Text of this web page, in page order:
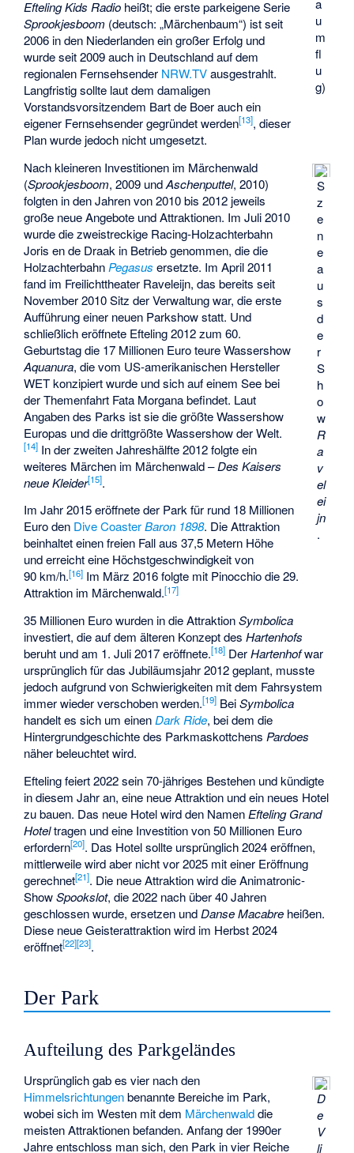
a
u
m
fl
u
g)
Efteling Kids Radio heißt; die erste parkeigene Serie
Sprookjesboom (deutsch: „Märchenbaum“) ist seit
2006 in den Niederlanden ein großer Erfolg und
wurde seit 2009 auch in Deutschland auf dem
regionalen Fernsehsender NRW.TVausgestrahlt.
Langfristig sollte laut dem damaligen
Vorstandsvorsitzendem Bart de Boer auch ein
eigener Fernsehsender gegründet werden[13], dieser
Plan wurde jedoch nicht umgesetzt.
S
z
e
n
e
a
u
s
d
e
r
S
h
o
w
R
a
v
el
ei
jn
.
Nach kleineren Investitionen im Märchenwald
(Sprookjesboom, 2009 undAschenputtel, 2010)
folgten in den Jahren von 2010 bis 2012 jeweils
große neue Angebote und Attraktionen. Im Juli 2010
wurde die zweistreckige Racing-Holzachterbahn
Joris en de Draak in Betrieb genommen, die die
Holzachterbahn Pegasus ersetzte. Im April 2011
fand im Freilichttheater Raveleijn, das bereits seit
November 2010 Sitz der Verwaltung war, die erste
Aufführung einer neuen Parkshow statt. Und
schließlich eröffnete Efteling 2012 zum 60.
Geburtstag die 17 Millionen Euro teureWassershow
Aquanura, die vom US-amerikanischen Hersteller
WET konzipiert wurde und sich auf einem See bei
der Themenfahrt Fata Morgana befindet. Laut
Angaben des Parks ist sie die größte Wassershow
Europas und die drittgrößte Wassershow der Welt.
[14] In der zweiten Jahreshälfte 2012 folgte ein
weiteres Märchen im Märchenwald –Des Kaisers
neue Kleider[15].
Im Jahr 2015 eröffnete der Park für rund 18 Millionen
Euro den Dive Coaster Baron 1898. Die Attraktion
beinhaltet einen freien Fall aus 37,5 Metern Höhe
und erreicht eine Höchstgeschwindigkeit von
90 km/h.[16] Im März 2016 folgte mit Pinocchio die 29.
Attraktion im Märchenwald.[17]
35 Millionen Euro wurden in die AttraktionSymbolica
investiert, die auf dem älteren Konzept desHartenhofs
beruht und am 1. Juli 2017 eröffnete.[18] DerHartenhofwar
ursprünglich für das Jubiläumsjahr 2012 geplant, musste
jedoch aufgrund von Schwierigkeiten mit dem Fahrsystem
immer wieder verschoben werden.[19] BeiSymbolica
handelt es sich um einenDark Ride, bei dem die
Hintergrundgeschichte des Parkmaskottchens Pardoes
näher beleuchtet wird.
Efteling feiert 2022 sein 70-jähriges Bestehen und kündigte
in diesem Jahr an, eine neue Attraktion und ein neues Hotel
zu bauen. Das neue Hotel wird den Namen Efteling Grand
Hoteltragen und eine Investition von 50 Millionen Euro
erfordern[20]. Das Hotel sollte ursprünglich 2024 eröffnen,
mittlerweile wird aber nicht vor 2025 mit einer Eröffnung
gerechnet[21]. Die neue Attraktion wird die Animatronic-
ShowSpookslot, die 2022 nach über 40 Jahren
geschlossen wurde, ersetzen undDanse Macabre heißen.
Diese neue Geisterattraktion wird im Herbst 2024
eröffnet[22][23].
Der Park
Aufteilung des Parkgeländes
D
e
V
li
Ursprünglich gab es vier nach den
Himmelsrichtungenbenannte Bereiche im Park,
wobei sich im Westen mit dem Märchenwalddie
meisten Attraktionen befanden. Anfang der 1990er
Jahre entschloss man sich, den Park in vier Reiche